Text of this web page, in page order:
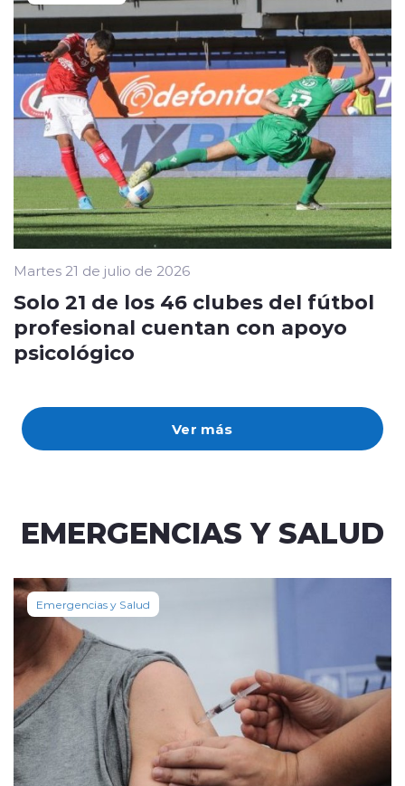
Ver más
Martes 21 de julio de 2026
Solo 21 de los 46 clubes del fútbol
profesional cuentan con apoyo
psicológico
EMERGENCIAS Y SALUD
Emergencias y Salud